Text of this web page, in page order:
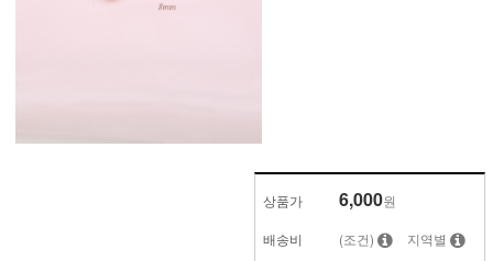
상품가 6,000원
배송비 (조건) 지역별